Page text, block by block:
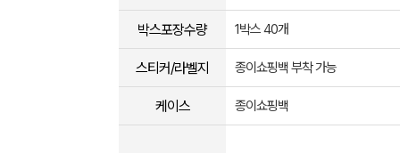
박스포장수량 1박스 40개
스티커/라벨지 종이쇼핑백 부착 가능
케이스 종이쇼핑백